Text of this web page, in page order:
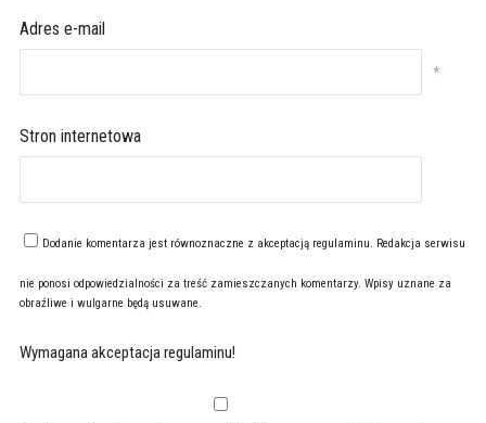
Adres e-mail
*
Stron internetowa
Dodanie komentarza jest równoznaczne z akceptacją regulaminu. Redakcja serwisu
nie ponosi odpowiedzialności za treść zamieszczanych komentarzy. Wpisy uznane za
obraźliwe i wulgarne będą usuwane.
Wymagana akceptacja regulaminu!